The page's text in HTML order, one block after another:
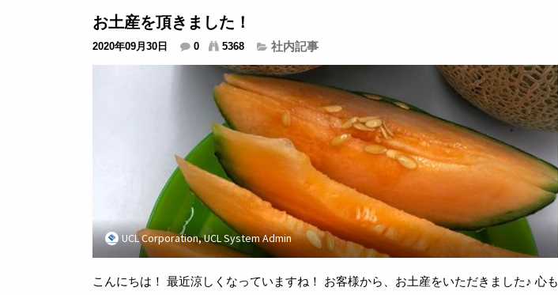
お土産を頂きました！
2020年09月30日 0 5368 社内記事
UCL Corporation, UCL System Admin
こんにちは！ 最近涼しくなっていますね！ お客様から、お土産をいただきました♪ 心も